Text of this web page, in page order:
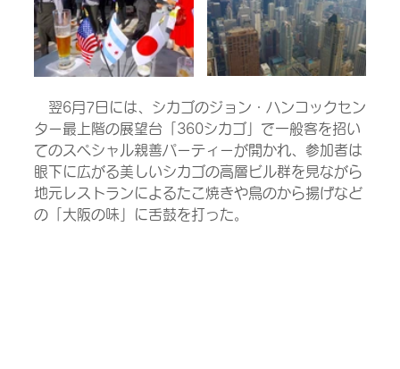
翌6月7日には、シカゴのジョン・ハンコックセン
ター最上階の展望台「360シカゴ」で一般客を招い
てのスペシャル親善パーティーが開かれ、参加者は
眼下に広がる美しいシカゴの高層ビル群を見ながら
地元レストランによるたこ焼きや鳥のから揚げなど
の「大阪の味」に舌鼓を打った。